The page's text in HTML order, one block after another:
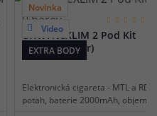
Novinka
Video
EXTRA BODY
9 barev
OXVA NeXLIM 2 Pod Kit
(Black Leather)
Elektronická cigareta - MTL a RDL
potah, baterie 2000mAh, objem